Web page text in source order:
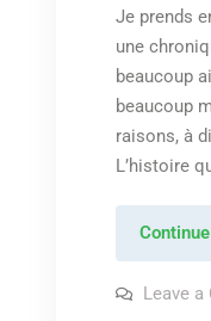
Je prends
une
beaucoup
beaucoup
raisons, à
L’histoire
Leave